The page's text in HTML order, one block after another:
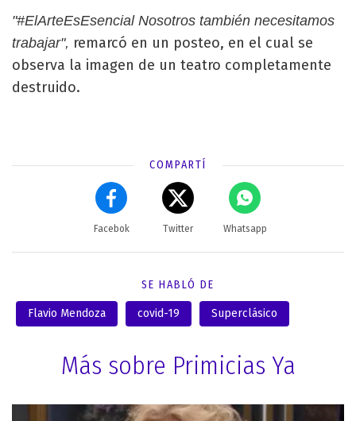
"#ElArteEsEsencial Nosotros también necesitamos
trabajar", remarcó en un posteo, en el cual se
observa la imagen de un teatro completamente
destruido.
COMPARTÍ
Facebok Twitter Whatsapp
SE HABLÓ DE
Flavio Mendoza covid-19 Superclásico
Más sobre Primicias Ya